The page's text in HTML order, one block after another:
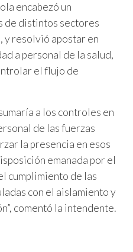
encabezó un
de distintos sectores
y resolvió apostar en
a personal de la salud,
el flujo de
a los controles en
de las fuerzas
la presencia en esos
emanada por el
cumplimiento de las
con el aislamiento y
comentó la intendente.